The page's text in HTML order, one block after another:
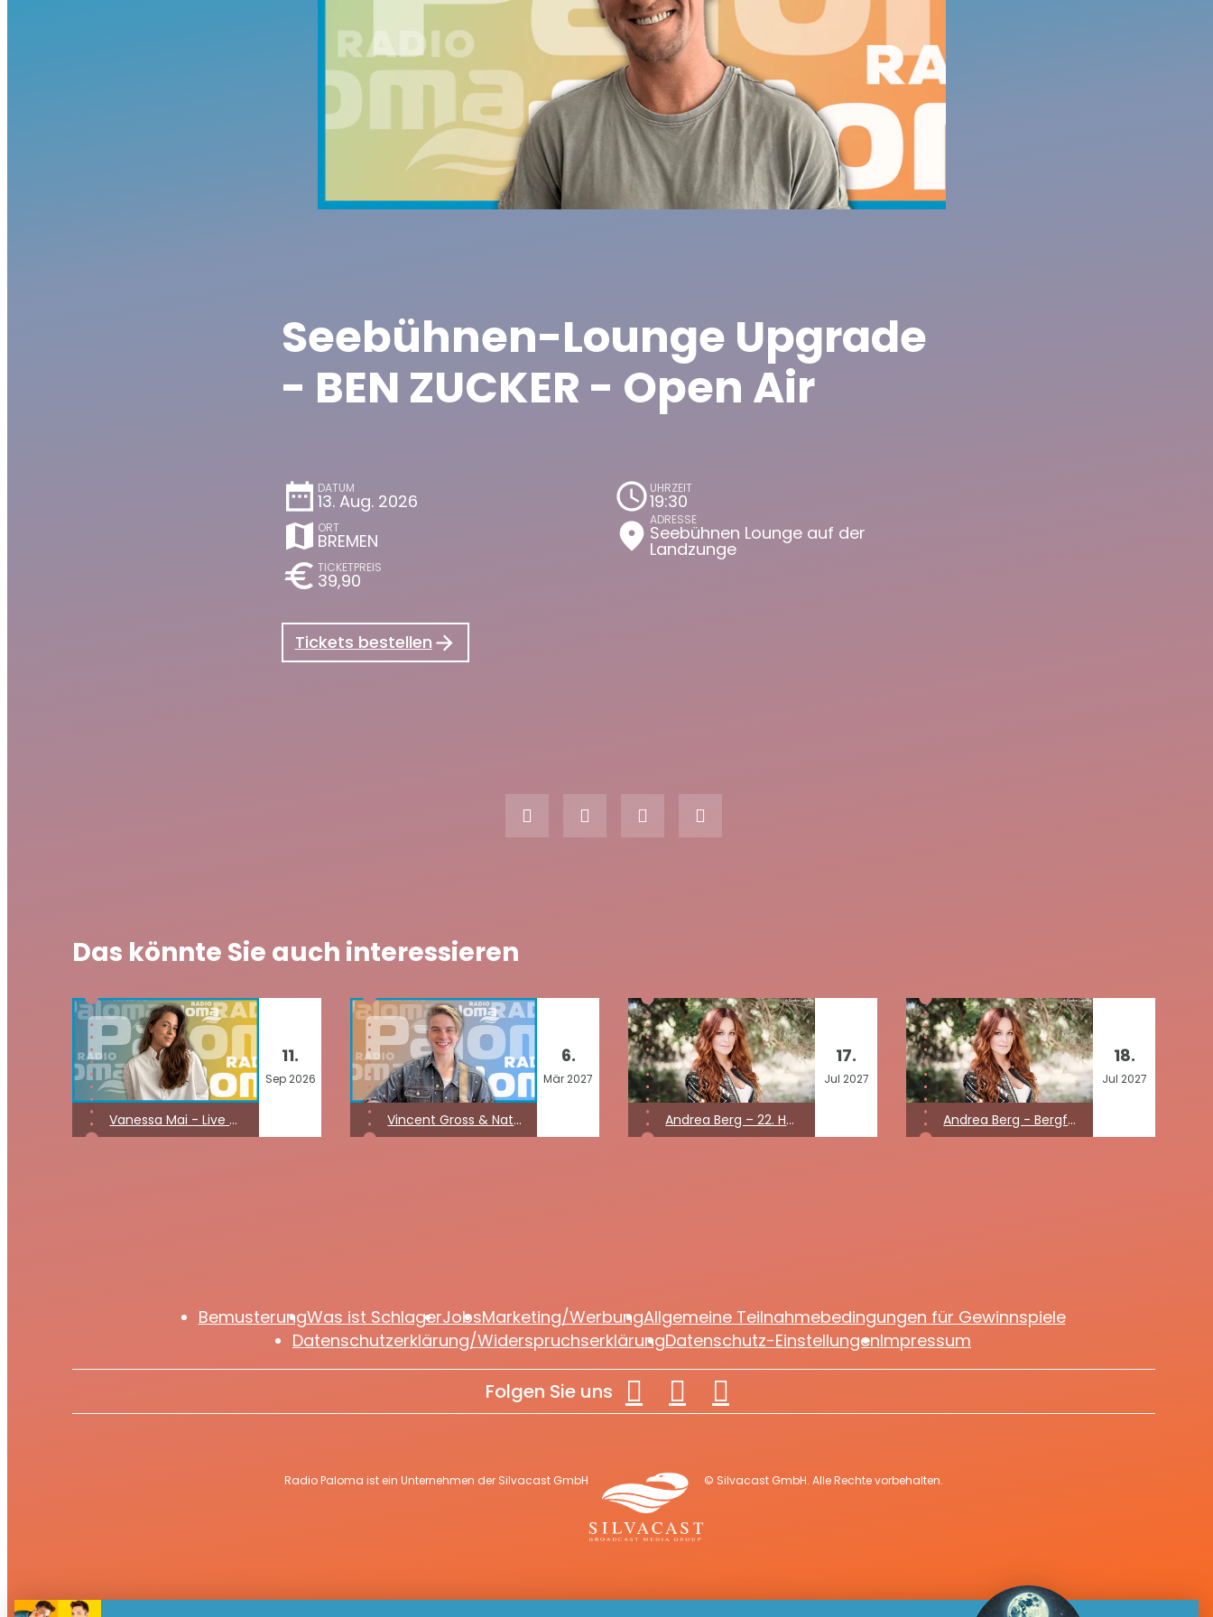
Seebühnen-Lounge Upgrade
- BEN ZUCKER - Open Air
date_range DATUM
13. Aug. 2026 schedule UHRZEIT
19:30
map ORT
BREMEN place ADRESSE
Seebühnen Lounge auf der
Landzunge
euro TICKETPREIS
39,90
Tickets bestellen
Das könnte Sie auch interessieren
Vanessa Mai - Live on Stage
11.
Sep 2026
Vincent Gross & Natalie Holzner
6.
Mär2027
Andrea Berg – 22. Heimspiel Kult Open Air 2027
17.
Jul 2027
Andrea Berg - Bergfest 2027 (Kein Konzert)
18.
Jul 2027
BemusterungWas ist SchlagerJobsMarketing/WerbungAllgemeine Teilnahmebedingungen für Gewinnspiele
Datenschutzerklärung/WiderspruchserklärungDatenschutz-EinstellungenImpressum
Folgen Sie uns
Radio Paloma ist ein Unternehmen der Silvacast GmbH © Silvacast GmbH. Alle Rechte vorbehalten.